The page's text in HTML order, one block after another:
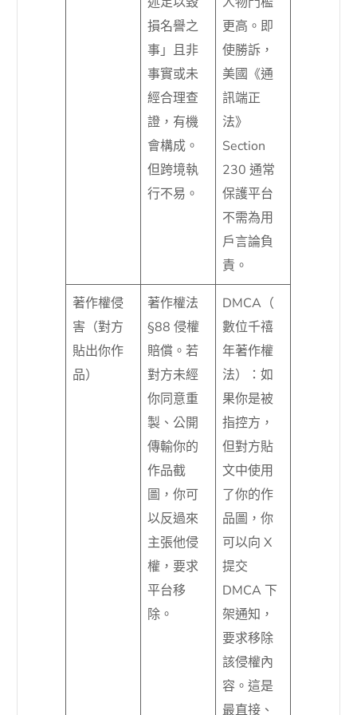
損名譽之
事」且非
事實或未
經合理查
證，有機
會構成。
但跨境執
行不易。
更高。即
使勝訴，
美國《通
訊端正
法》
Section
230 通常
保護平台
不需為用
戶言論負
責。
著作權侵
害（對方
貼出你作
品）
著作權法
§88 侵權
賠償。若
對方未經
你同意重
製、公開
傳輸你的
作品截
圖，你可
以反過來
主張他侵
權，要求
平台移
除。
DMCA（
數位千禧
年著作權
法）：如
果你是被
指控方，
但對方貼
文中使用
了你的作
品圖，你
可以向 X
提交
DMCA 下
架通知，
要求移除
該侵權內
容。這是
最直接、